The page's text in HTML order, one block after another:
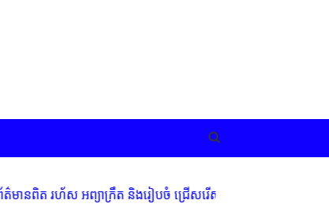
យាក្រឹត និងរៀបចំ ជ្រើសរើស ក្រុមការងារ នៅតាមបណ្តាលរាជធា